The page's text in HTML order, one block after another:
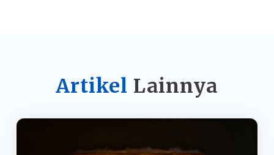
Artikel Lainnya